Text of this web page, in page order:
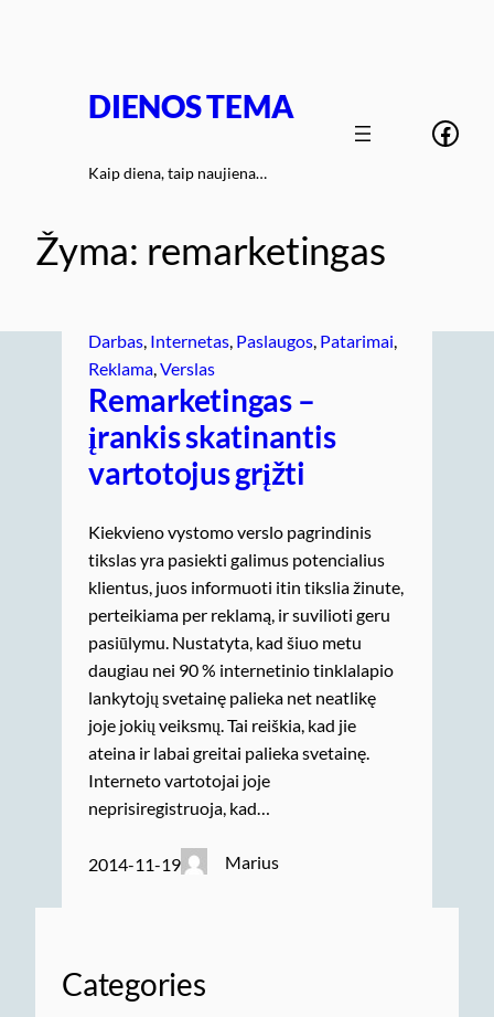
DIENOS TEMA
Kaip diena, taip naujiena…
Žyma: remarketingas
Darbas Internetas Paslaugos Patarimai
Reklama Verslas
Remarketingas –
įrankis skatinantis
vartotojus grįžti
Kiekvieno vystomo verslo pagrindinis
tikslas yra pasiekti galimus potencialius
klientus, juos informuoti itin tikslia žinute,
perteikiama per reklamą, ir suvilioti geru
pasiūlymu. Nustatyta, kad šiuo metu
daugiau nei 90 % internetinio tinklalapio
lankytojų svetainę palieka net neatlikę
joje jokių veiksmų. Tai reiškia, kad jie
ateina ir labai greitai palieka svetainę.
Interneto vartotojai joje
neprisiregistruoja, kad…
2014-11-19 Marius
Categories